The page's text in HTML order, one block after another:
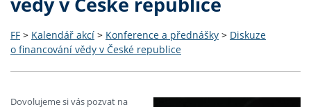
FF > Kalendář akcí > Konference a přednášky > Diskuze
o financování vědy v České republice
Dovolujeme si vás pozvat na